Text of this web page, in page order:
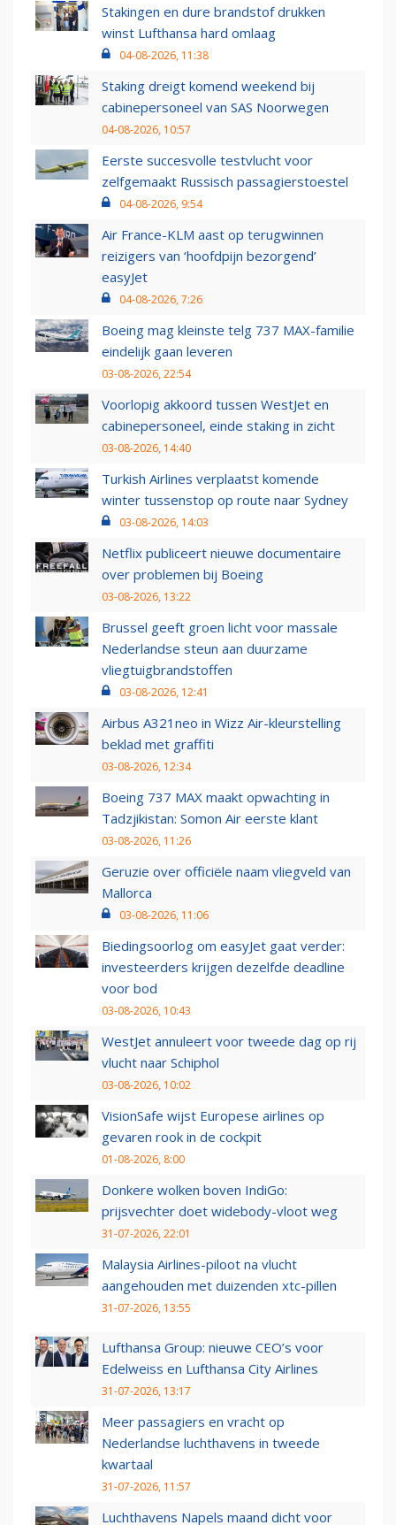
Stakingen en dure brandstof drukken
winst Lufthansa hard omlaag
04-08-2026, 11:38
Staking dreigt komend weekend bij
cabinepersoneel van SAS Noorwegen
04-08-2026, 10:57
Eerste succesvolle testvlucht voor
zelfgemaakt Russisch passagierstoestel
04-08-2026, 9:54
Air France-KLM aast op terugwinnen
reizigers van ‘hoofdpijn bezorgend’
easyJet
04-08-2026, 7:26
Boeing mag kleinste telg 737 MAX-familie
eindelijk gaan leveren
03-08-2026, 22:54
Voorlopig akkoord tussen WestJet en
cabinepersoneel, einde staking in zicht
03-08-2026, 14:40
Turkish Airlines verplaatst komende
winter tussenstop op route naar Sydney
03-08-2026, 14:03
Netflix publiceert nieuwe documentaire
over problemen bij Boeing
03-08-2026, 13:22
Brussel geeft groen licht voor massale
Nederlandse steun aan duurzame
vliegtuigbrandstoffen
03-08-2026, 12:41
Airbus A321neo in Wizz Air-kleurstelling
beklad met graffiti
03-08-2026, 12:34
Boeing 737 MAX maakt opwachting in
Tadzjikistan: Somon Air eerste klant
03-08-2026, 11:26
Geruzie over officiële naam vliegveld van
Mallorca
03-08-2026, 11:06
Biedingsoorlog om easyJet gaat verder:
investeerders krijgen dezelfde deadline
voor bod
03-08-2026, 10:43
WestJet annuleert voor tweede dag op rij
vlucht naar Schiphol
03-08-2026, 10:02
VisionSafe wijst Europese airlines op
gevaren rook in de cockpit
01-08-2026, 8:00
Donkere wolken boven IndiGo:
prijsvechter doet widebody-vloot weg
31-07-2026, 22:01
Malaysia Airlines-piloot na vlucht
aangehouden met duizenden xtc-pillen
31-07-2026, 13:55
Lufthansa Group: nieuwe CEO’s voor
Edelweiss en Lufthansa City Airlines
31-07-2026, 13:17
Meer passagiers en vracht op
Nederlandse luchthavens in tweede
kwartaal
31-07-2026, 11:57
Luchthavens Napels maand dicht voor